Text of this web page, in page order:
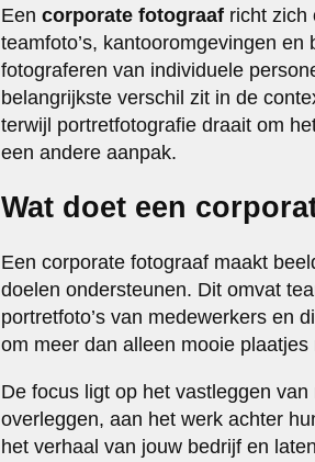
Een corporate fotograaf richt zich
teamfoto’s, kantooromgevingen
fotograferen van individuele
belangrijkste verschil zit in de
terwijl portretfotografie draait om
een andere aanpak.
Wat doet een
Een corporate fotograaf maakt
doelen ondersteunen. Dit omvat
portretfoto’s van medewerkers en
om meer dan alleen mooie plaatjes
De focus ligt op het vastleggen
overleggen, aan het werk achter
het verhaal van jouw bedrijf en